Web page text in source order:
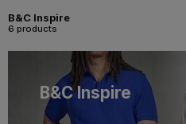
B&C Inspire
6 products
B&C Inspire